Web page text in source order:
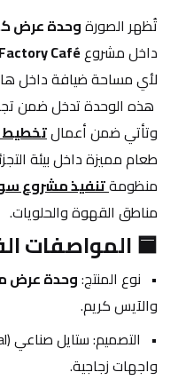
تُظهر الصورة وحدة عرض
داخل مشروع Café
لأي مساحة ضيافة داخل
وتأتي ضمن أعمال تخطيط
منظومةتنفيذ مشروع
مناطق القهوة والحلويات.
🟦 المواصفات
نوع المنتج: وحدة عرض
والآيس كريم.
واجهات زجاجية.